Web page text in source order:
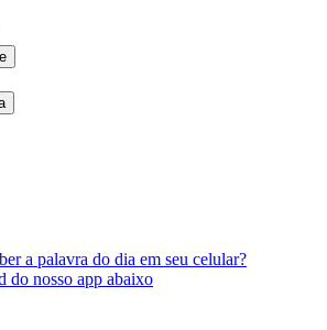
a palavra do dia em seu celular?
do nosso app abaixo